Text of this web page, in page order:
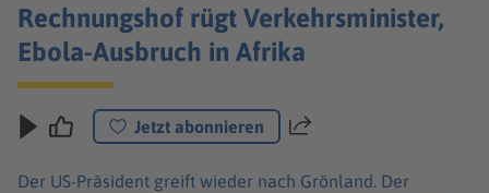
Rechnungshof rügt Verkehrsminister,
Ebola-Ausbruch in Afrika
Jetzt abonnieren Teilen
Der US-Präsident greift wieder nach Grönland. Der